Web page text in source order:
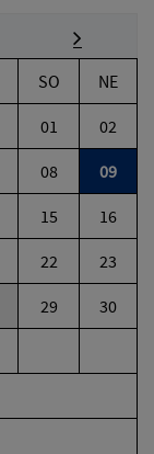
SO NE
01 02
08 09
15 16
22 23
29 30